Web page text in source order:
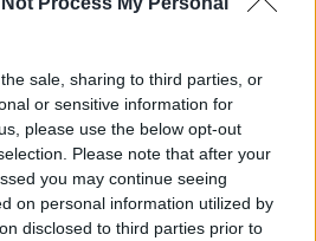
sale, sharing to third parties, or
or sensitive information for
please use the below opt-out
Please note that after your
you may continue seeing
on personal information utilized by
disclosed to third parties prior to
Následující článek
Chraštičkami a hranicí kraje
končí. Zmizí i kolony